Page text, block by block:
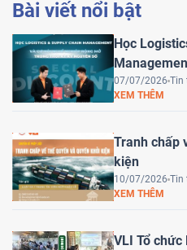
Bài viết nổi bật
Học
mở trong kỷ
07/07/2026 Tin
XEM THÊM
Tranh chấp
kiện
10/07/2026 Tin
XEM THÊM
VLI Tổ